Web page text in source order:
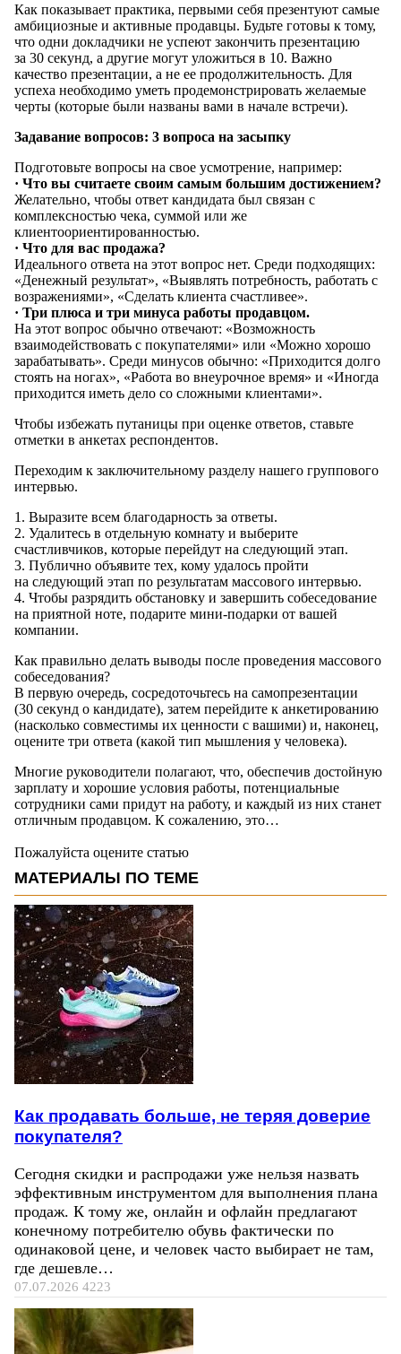
Как показывает практика, первыми себя презентуют самые
амбициозные и активные продавцы. Будьте готовы к тому,
что одни докладчики не успеют закончить презентацию
за 30 секунд, а другие могут уложиться в 10. Важно
качество презентации, а не ее продолжительность. Для
успеха необходимо уметь продемонстрировать желаемые
черты (которые были названы вами в начале встречи).
Задавание вопросов: 3 вопроса на засыпку
Подготовьте вопросы на свое усмотрение, например:
· Что вы считаете своим самым большим достижением?
Желательно, чтобы ответ кандидата был связан с
комплексностью чека, суммой или же
клиентоориентированностью.
· Что для вас продажа?
Идеального ответа на этот вопрос нет. Среди подходящих:
«Денежный результат», «Выявлять потребность, работать с
возражениями», «Сделать клиента счастливее».
· Три плюса и три минуса работы продавцом.
На этот вопрос обычно отвечают: «Возможность
взаимодействовать с покупателями» или «Можно хорошо
зарабатывать». Среди минусов обычно: «Приходится долго
стоять на ногах», «Работа во внеурочное время» и «Иногда
приходится иметь дело со сложными клиентами».
Чтобы избежать путаницы при оценке ответов, ставьте
отметки в анкетах респондентов.
Переходим к заключительному разделу нашего группового
интервью.
1. Выразите всем благодарность за ответы.
2. Удалитесь в отдельную комнату и выберите
счастливчиков, которые перейдут на следующий этап.
3. Публично объявите тех, кому удалось пройти
на следующий этап по результатам массового интервью.
4. Чтобы разрядить обстановку и завершить собеседование
на приятной ноте, подарите мини-подарки от вашей
компании.
Как правильно делать выводы после проведения массового
собеседования?
В первую очередь, сосредоточьтесь на самопрезентации
(30 секунд о кандидате), затем перейдите к анкетированию
(насколько совместимы их ценности с вашими) и, наконец,
оцените три ответа (какой тип мышления у человека).
Многие руководители полагают, что, обеспечив достойную
зарплату и хорошие условия работы, потенциальные
сотрудники сами придут на работу, и каждый из них станет
отличным продавцом. К сожалению, это…
Пожалуйста оцените статью
МАТЕРИАЛЫ ПО ТЕМЕ
Как продавать больше, не теряя доверие
покупателя?
Сегодня скидки и распродажи уже нельзя назвать
эффективным инструментом для выполнения плана
продаж. К тому же, онлайн и офлайн предлагают
конечному потребителю обувь фактически по
одинаковой цене, и человек часто выбирает не там,
где дешевле…
07.07.2026 4223